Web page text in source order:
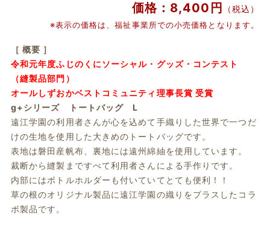
価格：8,400円 （税込）
※表示の価格は、福祉事業所での小売価格となります。
［ 概要 ］
令和元年度ふじのくにソーシャル・グッズ・コンテスト
（縫製品部門）
オールしずおかベストコミュニティ理事長賞 受賞
g+シリーズ トートバッグ L
遠江学園の利用者さんが心を込めて手織りした世界で一つだ
けの生地を使用した大きめのトートバッグです。
表地は磐田産帆布、裏地には遠州綿紬を使用しています。
裁断から縫製まですべて利用者さんによる手作りです。
内部にはボトルホルダーも付いていてとても便利！！
草の根のオリジナル製品に遠江学園の織りをプラスしたコラ
ボ製品です。